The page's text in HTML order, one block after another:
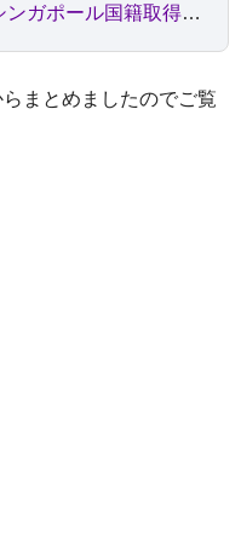
元U-17日本代表MF仲村京雅がシンガポール国籍取得を報告 小倉勉監督率いるA代表で11月デビューへ「全ての人々に感謝」
まとめましたのでご覧